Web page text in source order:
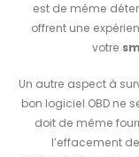
est de même
offrent une
votre
Un autre aspect à
bon logiciel OBD ne
doit de même
l’effacement